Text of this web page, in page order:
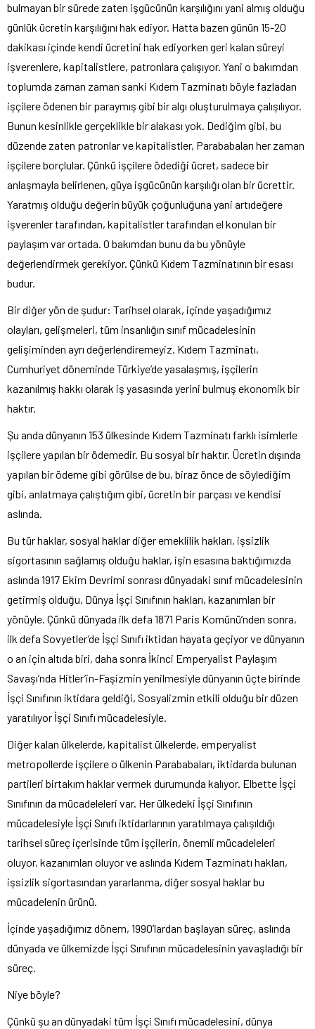
bulmayan bir sürede zaten işgücünün karşılığını yani almış olduğu
günlük ücretin karşılığını hak ediyor. Hatta bazen günün 15-20
dakikası içinde kendi ücretini hak ediyorken geri kalan süreyi
işverenlere, kapitalistlere, patronlara çalışıyor. Yani o bakımdan
toplumda zaman zaman sanki Kıdem Tazminatı böyle fazladan
işçilere ödenen bir paraymış gibi bir algı oluşturulmaya çalışılıyor.
Bunun kesinlikle gerçeklikle bir alakası yok. Dediğim gibi, bu
düzende zaten patronlar ve kapitalistler, Parababaları her zaman
işçilere borçlular. Çünkü işçilere ödediği ücret, sadece bir
anlaşmayla belirlenen, güya işgücünün karşılığı olan bir ücrettir.
Yaratmış olduğu değerin büyük çoğunluğuna yani artıdeğere
işverenler tarafından, kapitalistler tarafından el konulan bir
paylaşım var ortada. O bakımdan bunu da bu yönüyle
değerlendirmek gerekiyor. Çünkü Kıdem Tazminatının bir esası
budur.
Bir diğer yön de şudur: Tarihsel olarak, içinde yaşadığımız
olayları, gelişmeleri, tüm insanlığın sınıf mücadelesinin
gelişiminden ayrı değerlendiremeyiz. Kıdem Tazminatı,
Cumhuriyet döneminde Türkiye’de yasalaşmış, işçilerin
kazanılmış hakkı olarak iş yasasında yerini bulmuş ekonomik bir
haktır.
Şu anda dünyanın 153 ülkesinde Kıdem Tazminatı farklı isimlerle
işçilere yapılan bir ödemedir. Bu sosyal bir haktır. Ücretin dışında
yapılan bir ödeme gibi görülse de bu, biraz önce de söylediğim
gibi, anlatmaya çalıştığım gibi, ücretin bir parçası ve kendisi
aslında.
Bu tür haklar, sosyal haklar diğer emeklilik hakları, işsizlik
sigortasının sağlamış olduğu haklar, işin esasına baktığımızda
aslında 1917 Ekim Devrimi sonrası dünyadaki sınıf mücadelesinin
getirmiş olduğu, Dünya İşçi Sınıfının hakları, kazanımları bir
yönüyle. Çünkü dünyada ilk defa 1871 Paris Komünü’nden sonra,
ilk defa Sovyetler’de İşçi Sınıfı iktidarı hayata geçiyor ve dünyanın
o an için altıda biri, daha sonra İkinci Emperyalist Paylaşım
Savaşı’nda Hitler’in-Faşizmin yenilmesiyle dünyanın üçte birinde
İşçi Sınıfının iktidara geldiği, Sosyalizmin etkili olduğu bir düzen
yaratılıyor İşçi Sınıfı mücadelesiyle.
Diğer kalan ülkelerde, kapitalist ülkelerde, emperyalist
metropollerde işçilere o ülkenin Parababaları, iktidarda bulunan
partileri birtakım haklar vermek durumunda kalıyor. Elbette İşçi
Sınıfının da mücadeleleri var. Her ülkedeki İşçi Sınıfının
mücadelesiyle İşçi Sınıfı iktidarlarının yaratılmaya çalışıldığı
tarihsel süreç içerisinde tüm işçilerin, önemli mücadeleleri
oluyor, kazanımları oluyor ve aslında Kıdem Tazminatı hakları,
işsizlik sigortasından yararlanma, diğer sosyal haklar bu
mücadelenin ürünü.
İçinde yaşadığımız dönem, 1990’lardan başlayan süreç, aslında
dünyada ve ülkemizde İşçi Sınıfının mücadelesinin yavaşladığı bir
süreç.
Niye böyle?
Çünkü şu an dünyadaki tüm İşçi Sınıfı mücadelesini, dünya